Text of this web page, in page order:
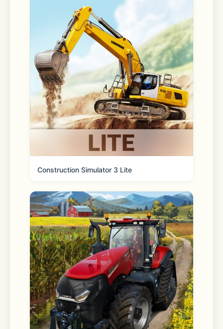
returns a breeze
Curbside check-in
Check in with the app when you’re
ready to pick up your order and we’ll
bring it out to you.
Check a price, offer availability,
reviews & more.
Pharmacy
Refill, transfer, manage and pick up
your family’s prescriptions. Plus,
Construction Simulator 3 Lite